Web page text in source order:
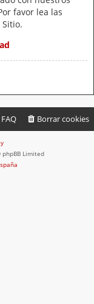
favor lea las
Borrar cookies
FAQ
Limited